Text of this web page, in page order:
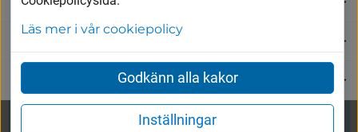
Samhällsplanering och trafik
Kommun och demokrati
skäl, ansökan, söks varje år, innebär
samåkning,
Tidtabell och kontakt
Läs mer i vår cookiepolicy
Godkänn alla kakor
Inställningar